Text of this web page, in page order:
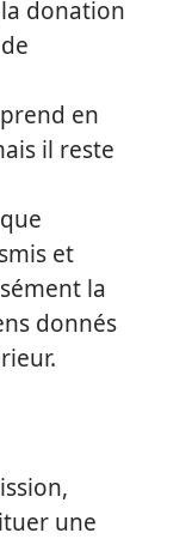
donation
en
il reste
et
la
donnés
une